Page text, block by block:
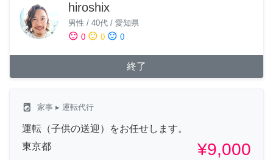
hiroshix
男性 / 40代 / 愛知県
sentiment_satisfied 0 sentiment_neutral 0 sentiment_dissatisfied 0
終了
local_laundry_service 家事 ▸ 運転代行
運転（子供の送迎）をお任せします。
東京都
¥9,000